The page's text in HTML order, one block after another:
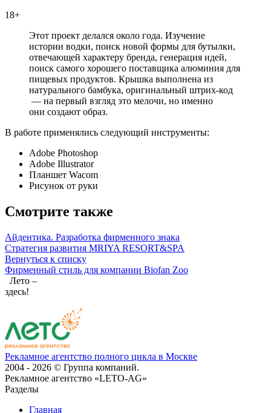
18+
Этот проект делался около года. Изучение
истории водки, поиск новой формы для бутылки,
отвечающей характеру бренда, генерация идей,
поиск самого хорошего поставщика алюминия для
пищевых продуктов. Крышка выполнена из
натурального бамбука, оригинальный штрих-код
— на первый взгляд это мелочи, но именно
они создают образ.
В работе применялись следующий инструменты:
Adobe Photoshop
Adobe Illustrator
Планшет Wacom
Рисунок от руки
Смотрите также
Айдентика. Разработка фирменного знака
Стратегия развития MRIYA RESORT&SPA
Вернуться к списку
Фирменный стиль для компании Biofan Zoo
Лето –
здесь!
Рекламное агентство полного цикла в Москве
2004 - 2026 © Группа компаний.
Рекламное агентство «LETO-AG»
Разделы
Главная